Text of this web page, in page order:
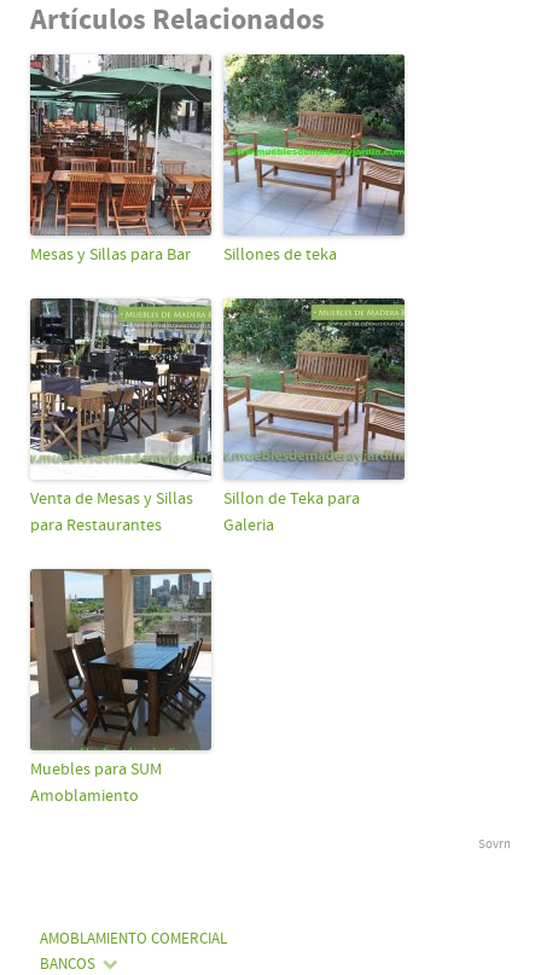
Artículos Relacionados
Mesas y Sillas para Bar Sillones de teka
Venta de Mesas y Sillas
para Restaurantes
Sillon de Teka para
Galeria
Muebles para SUM
Amoblamiento
Sovrn
AMOBLAMIENTO COMERCIAL
BANCOS